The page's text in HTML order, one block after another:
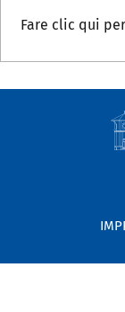
Fare clic qui